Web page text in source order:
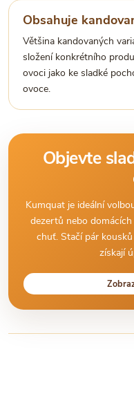
Obsahuje
Většina kandovaných
složení konkrétního
ovoci jako ke sladké
ovoce.
Objevte
Kumquat je ideální
dezertů nebo
chuť. Stačí pár
získají